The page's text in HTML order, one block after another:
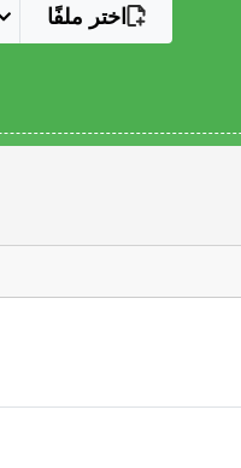
اختر ملفًا